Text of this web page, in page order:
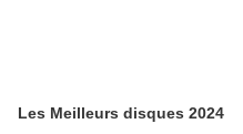
Les Meilleurs disques 2024